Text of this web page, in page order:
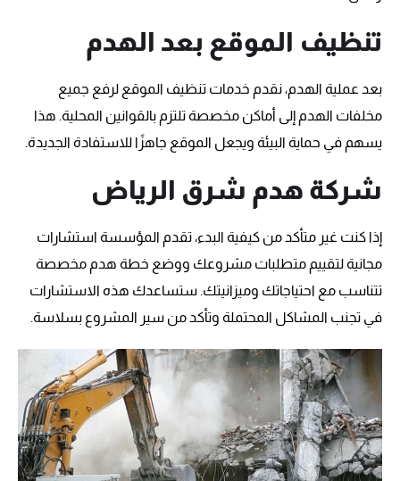
تنظيف الموقع بعد الهدم
بعد عملية الهدم، نقدم خدمات تنظيف الموقع لرفع جميع
مخلفات الهدم إلى أماكن مخصصة تلتزم بالقوانين المحلية. هذا
يسهم في حماية البيئة ويجعل الموقع جاهزًا للاستفادة الجديدة.
شركة هدم شرق الرياض
إذا كنت غير متأكد من كيفية البدء، تقدم المؤسسة استشارات
مجانية لتقييم متطلبات مشروعك ووضع خطة هدم مخصصة
تتناسب مع احتياجاتك وميزانيتك. ستساعدك هذه الاستشارات
في تجنب المشاكل المحتملة وتأكد من سير المشروع بسلاسة.